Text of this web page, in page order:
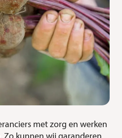
met zorg en werken